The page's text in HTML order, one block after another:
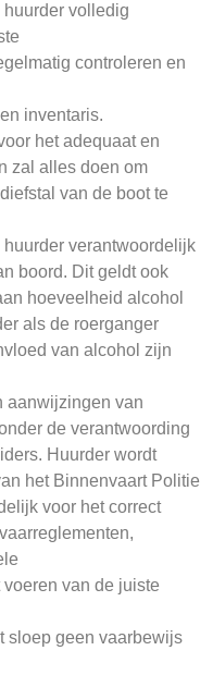
volledig
controleren en
inventaris.
het adequaat en
zal alles doen om
van de boot te
verantwoordelijk
boord. Dit geldt ook
hoeveelheid alcohol
als de roerganger
van alcohol zijn
aanwijzingen van
de verantwoording
Huurder wordt
het Binnenvaart Politie
voor het correct
van de juiste
sloep geen vaarbewijs